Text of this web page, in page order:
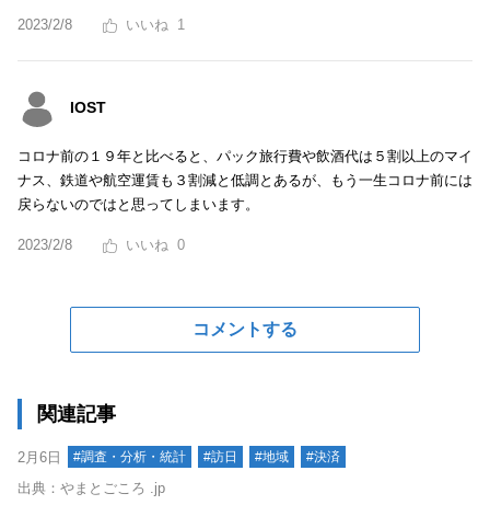
2023/2/8 1
IOST
コロナ前の１９年と比べると、パック旅行費や飲酒代は５割以上のマイ
ナス、鉄道や航空運賃も３割減と低調とあるが、もう一生コロナ前には
戻らないのではと思ってしまいます。
2023/2/8 0
コメントする
関連記事
2月6日 #調査・分析・統計 #訪日 #地域 #決済
出典：やまとごころ .jp